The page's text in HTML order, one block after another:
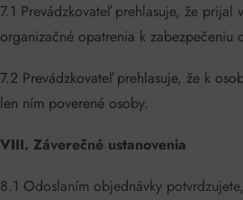
7.1 Prevádzkovateľ prehlasuje, že prijal
organizačné opatrenia k zabezpečeniu
7.2 Prevádzkovateľ prehlasuje, že k
len ním poverené osoby.
VIII. Záverečné ustanovenia
8.1 Odoslaním objednávky